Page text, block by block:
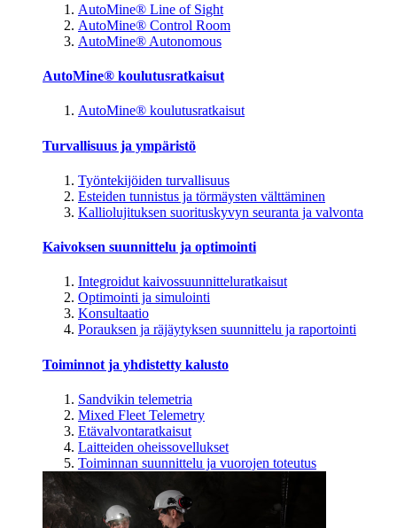
AutoMine® Line of Sight
AutoMine® Control Room
AutoMine® Autonomous
AutoMine® koulutusratkaisut
AutoMine® koulutusratkaisut
Turvallisuus ja ympäristö
Työntekijöiden turvallisuus
Esteiden tunnistus ja törmäysten välttäminen
Kalliolujituksen suorituskyvyn seuranta ja valvonta
Kaivoksen suunnittelu ja optimointi
Integroidut kaivossuunnitteluratkaisut
Optimointi ja simulointi
Konsultaatio
Porauksen ja räjäytyksen suunnittelu ja raportointi
Toiminnot ja yhdistetty kalusto
Sandvikin telemetria
Mixed Fleet Telemetry
Etävalvontaratkaisut
Laitteiden oheissovellukset
Toiminnan suunnittelu ja vuorojen toteutus